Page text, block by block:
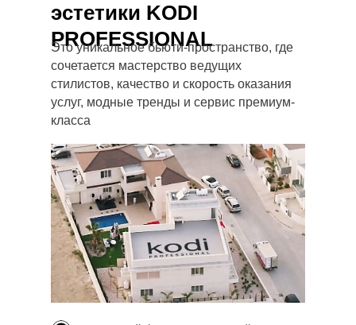
эстетики KODI
PROFESSIONAL
Это уникальное бьюти-пространство, где
сочетается мастерство ведущих
стилистов, качество и скорость оказания
услуг, модные тренды и сервис премиум-
класса